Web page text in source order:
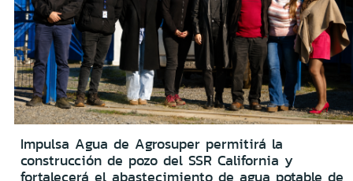
Impulsa Agua de Agrosuper permitirá la
construcción de pozo del SSR California y